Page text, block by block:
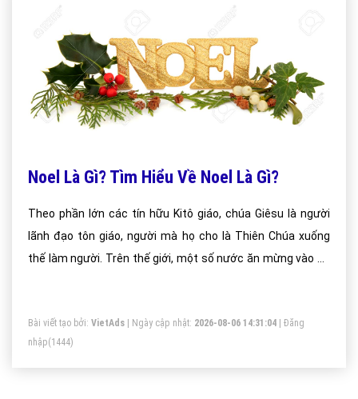
Noel Là Gì? Tìm Hiểu Về Noel Là Gì?
Theo phần lớn các tín hữu Kitô giáo, chúa Giêsu là người
lãnh đạo tôn giáo, người mà họ cho là Thiên Chúa xuống
thế làm người. Trên thế giới, một số nước ăn mừng vào 25
Bài viết tạo bởi: VietAds | Ngày cập nhật: 2026-08-06 14:31:04
Đăng
nhập(1444)